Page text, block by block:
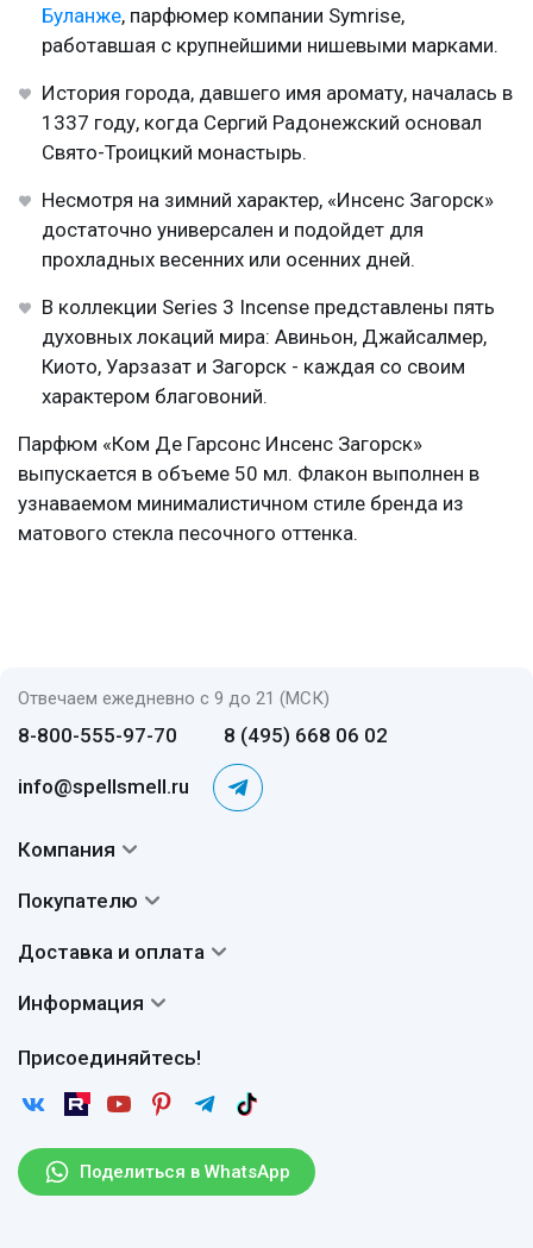
Буланже, парфюмер компании Symrise,
работавшая с крупнейшими нишевыми марками.
История города, давшего имя аромату, началась в
1337 году, когда Сергий Радонежский основал
Свято-Троицкий монастырь.
Несмотря на зимний характер, «Инсенс Загорск»
достаточно универсален и подойдет для
прохладных весенних или осенних дней.
В коллекции Series 3 Incense представлены пять
духовных локаций мира: Авиньон, Джайсалмер,
Киото, Уарзазат и Загорск - каждая со своим
характером благовоний.
Парфюм «Ком Де Гарсонс Инсенс Загорск»
выпускается в объеме 50 мл. Флакон выполнен в
узнаваемом минималистичном стиле бренда из
матового стекла песочного оттенка.
Отвечаем ежедневно с 9 до 21 (МСК)
8-800-555-97-70 8 (495) 668 06 02
info@spellsmell.ru
Поделиться в WhatsApp
Присоединяйтесь!
Компания
Авторы
Сертификаты
Покупателю
Вопросы и ответы
Отзывы
Статьи
Рассылка
Доставка и оплата
Доставка
Возврат
Информация
Пользовательское соглашение
Защита персональных данных
Правила продажи товаров (Постановление Правительства